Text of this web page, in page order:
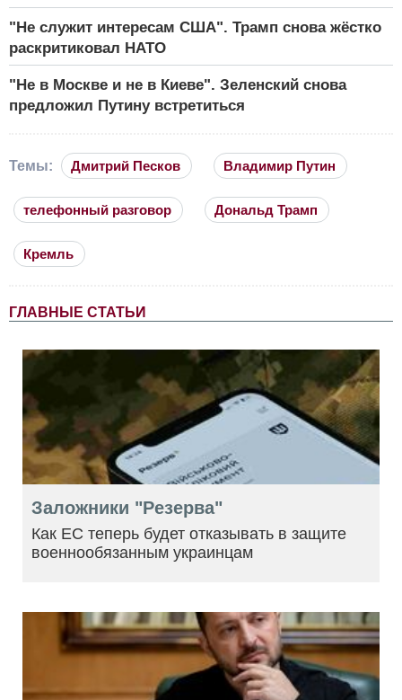
"Не служит интересам США". Трамп снова жёстко
раскритиковал НАТО
"Не в Москве и не в Киеве". Зеленский снова
предложил Путину встретиться
Темы: Дмитрий Песков Владимир Путин
телефонный разговор Дональд Трамп
Кремль
ГЛАВНЫЕ СТАТЬИ
Заложники "Резерва"
Как ЕС теперь будет отказывать в защите
военнообязанным украинцам